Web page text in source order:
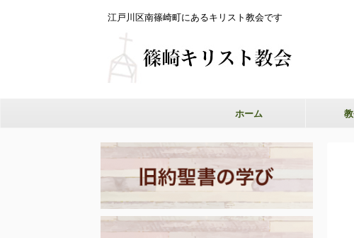
江戸川区南篠崎町にあるキリスト教会です
ホーム